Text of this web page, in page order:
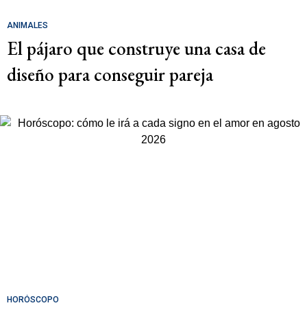
ANIMALES
El pájaro que construye una casa de
diseño para conseguir pareja
HORÓSCOPO